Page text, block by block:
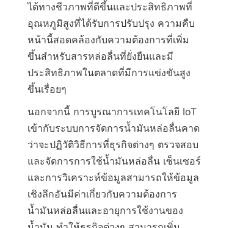
ได้ทางชีวภาพที่ดีขึ้นและประสิทธิภาพที่
อุณหภูมิสูงที่ได้รับการปรับปรุง ความคืบ
หน้านี้สอดคล้องกับความต้องการที่เพิ่ม
ขึ้นสำหรับสารหล่อลื่นที่ยั่งยืนและมี
ประสิทธิภาพในตลาดที่มีการแข่งขันสูง
ขึ้นเรื่อยๆ
นอกจากนี้ การบูรณาการเทคโนโลยี IoT
เข้ากับระบบการจัดการน้ำมันหล่อลื่นคาด
ว่าจะปฏิวัติวิธีการที่ธุรกิจต่างๆ ตรวจสอบ
และจัดการการใช้น้ำมันหล่อลื่น เซ็นเซอร์
และการวิเคราะห์ข้อมูลสามารถให้ข้อมูล
เชิงลึกอันมีค่าเกี่ยวกับความต้องการ
น้ำมันหล่อลื่นและอายุการใช้งานของ